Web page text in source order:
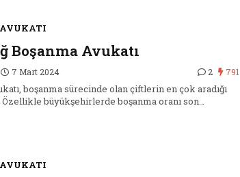
Boşanma Avukatı
7 Mart 2024 2 791
boşanma sürecinde olan çiftlerin en çok aradığı
Özellikle büyükşehirlerde boşanma oranı son…